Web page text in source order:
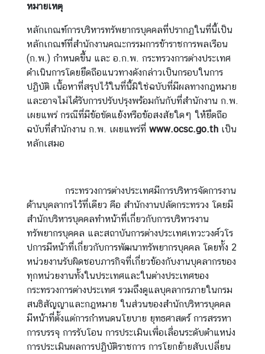
ธิ
สั
ญ
ญ
า
ก
ฎ
ห
ม
ะ
ห
ว่
า
ง
ป
ร
ะ
เ
ท
ศ
หมายเหตุ
หลักเกณฑ์การบริหารทรัพยากรบุคคลที่ปรากฏในที่นี้เป็น
หลักเกณฑ์ที่สำนักงานคณะกรรมการข้าราชการพลเรือน
(ก.พ.) กำหนดขึ้น และ อ.ก.พ. กระทรวงการต่างประเทศ
ดำเนินการโดยยึดถือแนวทางดังกล่าวเป็นกรอบในการ
ปฏิบัติ เนื้อหาที่สรุปไว้ในที่นี้มิใช่ฉบับที่มีผลทางกฎหมาย
และอาจไม่ได้รับการปรับปรุงพร้อมกันกับที่สำนักงาน ก.พ.
เผยแพร่ กรณีที่มีข้อขัดแย้งหรือข้อสงสัยใดๆ ให้ยึดถือ
ฉบับที่สำนักงาน ก.พ. เผยแพร่ที่ www.ocsc.go.th เป็น
หลักเสมอ
กระทรวงการต่างประเทศมีการบริหารจัดการงาน
ด้านบุคลากรไว้ที่เดียว คือ สำนักงานปลัดกระทรวง โดยมี
สำนักบริหารบุคคลทำหน้าที่เกี่ยวกับการบริหารงาน
ทรัพยากรบุคคล และสถาบันการต่างประเทศเทวะวงศ์วโร
ปการมีหน้าที่เกี่ยวกับการพัฒนาทรัพยากรบุคคล โดยทั้ง 2
หน่วยงานรับผิดชอบภารกิจที่เกี่ยวข้องกับงานบุคลากรของ
ทุกหน่วยงานทั้งในประเทศและในต่างประเทศของ
กระทรวงการต่างประเทศ รวมถึงดูแลบุคลากรภายในกรม
สนธิสัญญาและกฎหมาย ในส่วนของสำนักบริหารบุคคล
มีหน้าที่ตั้งแต่การกำหนดนโยบาย ยุทธศาสตร์ การสรรหา
การบรรจุ การรับโอน การประเมินเพื่อเลื่อนระดับตำแหน่ง
การประเมินผลการปฏิบัติราชการ การโยกย้ายสับเปลี่ยน